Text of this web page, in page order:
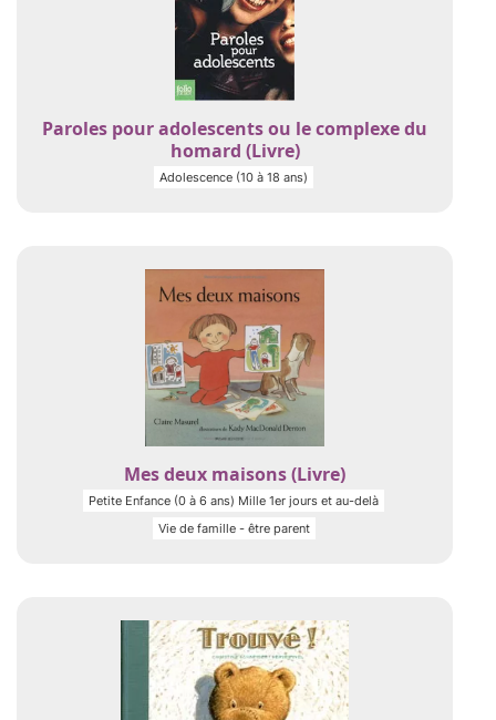
Paroles pour adolescents ou le complexe du
homard (Livre)
Adolescence (10 à 18 ans)
Mes deux maisons (Livre)
Petite Enfance (0 à 6 ans) Mille 1er jours et au-delà
Vie de famille - être parent